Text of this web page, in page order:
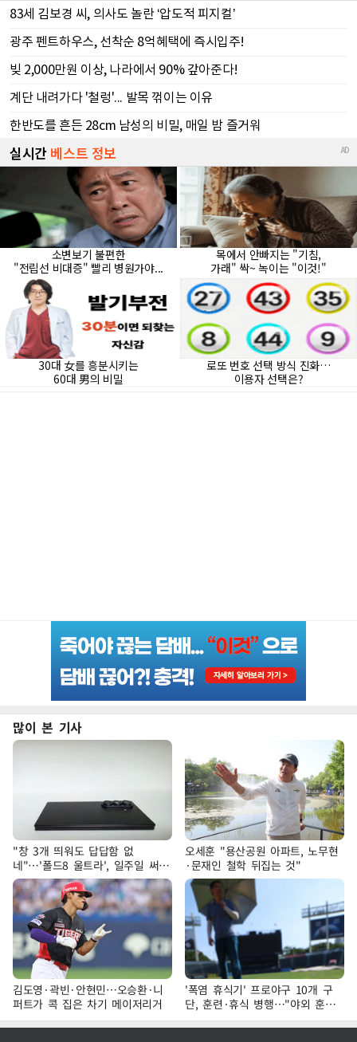
많이 본 기사
"창 3개 띄워도 답답함 없
네"…'폴드8 울트라', 일주일 써보
니
오세훈 "용산공원 아파트, 노무현
·문재인 철학 뒤집는 것"
김도영·곽빈·안현민…오승환·니
퍼트가 콕 집은 차기 메이저리거
'폭염 휴식기' 프로야구 10개 구
단, 훈련·휴식 병행…"야외 훈련
해도 안전 최우선"